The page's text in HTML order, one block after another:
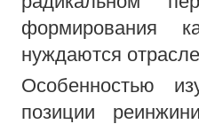
формирования
нуждаются
Особенностью
позиции